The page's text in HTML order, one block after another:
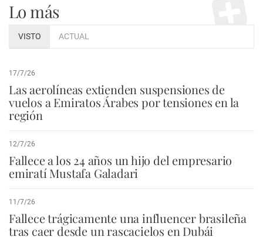
Lo más
VISTO ACTUAL
17/7/26
Las aerolíneas extienden suspensiones de
vuelos a Emiratos Árabes por tensiones en la
región
12/7/26
Fallece a los 24 años un hijo del empresario
emiratí Mustafa Galadari
11/7/26
Fallece trágicamente una influencer brasileña
tras caer desde un rascacielos en Dubái